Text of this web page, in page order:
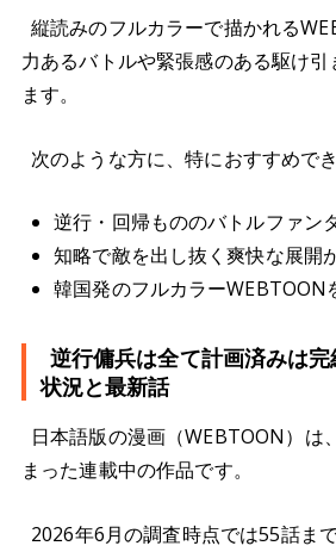
縦読みのフルカラーで描かれる
力あるバトルや緊張感のある駆け
ます。
次のような方に、特におすすめで
逆行・回帰もののバトルファン
知略で敵を出し抜く爽快な展開
韓国発のフルカラーWEBTOON
逆行傭兵は全て計画済みは
状況と最新話
日本語版の漫画（WEBTOON）は
まった連載中の作品です。
2026年6月の調査時点では55話ま